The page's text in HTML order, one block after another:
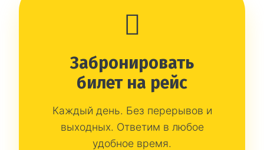
Забронировать
билет на рейс
Каждый день. Без перерывов и
выходных. Ответим в любое
удобное время.